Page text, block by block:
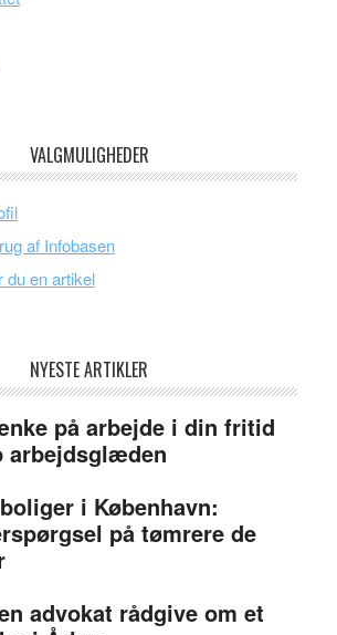
VALGMULIGHEDER
af Infobasen
du en artikel
NYESTE ARTIKLER
på arbejde i din fritid
arbejdsglæden
i København:
på tømrere de
advokat rådgive om et